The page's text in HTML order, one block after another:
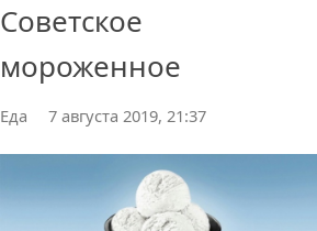
Советское
мороженное
Еда 7 августа 2019, 21:37